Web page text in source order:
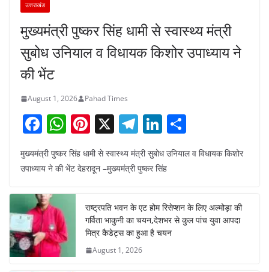
उत्तराखंड
मुख्यमंत्री पुष्कर सिंह धामी से स्वास्थ्य मंत्री
सुबोध उनियाल व विधायक किशोर उपाध्याय ने
की भेंट
August 1, 2026 Pahad Times
F
a
c
b
o
o
k
W
h
at
A
p
p
Pi
nt
er
e
st
X T
el
e
gr
a
m
Li
n
k
dI
n
ar
मुख्यमंत्री पुष्कर सिंह धामी से स्वास्थ्य मंत्री सुबोध उनियाल व विधायक किशोर
उपाध्याय ने की भेंट देहरादून –मुख्यमंत्री पुष्कर सिंह
राष्ट्रपति भवन के एट होम रिसेप्शन के लिए अल्मोड़ा की
गर्विता भाकुनी का चयन,देशभर से कुल पांच युवा आपदा
मित्र कैडेट्स का हुआ है चयन
August 1, 2026